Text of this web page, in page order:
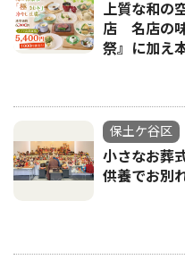
上質な和の
店 名店の
祭』に加え
保土ケ谷区
小さなお葬
供養でお別